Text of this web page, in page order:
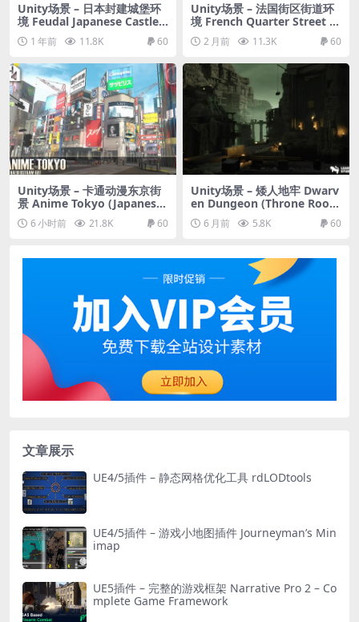
Unity场景 – 日本封建城堡环
境 Feudal Japanese Castle E
nvironment
1 年前 11.8K 60
Unity场景 – 法国街区街道环
境 French Quarter Street E
nvironment
2 月前 11.3K 60
Unity场景 – 卡通动漫东京街
景 Anime Tokyo (Japanese
City)6 小时前 21.8K 60
Unity场景 – 矮人地牢 Dwarv
en Dungeon (Throne Roo
m) 6 月前 5.8K 60
文章展示
UE4/5插件 – 静态网格优化工具 rdLODtools
UE4/5插件 – 游戏小地图插件 Journeyman’s Min
imap
UE5插件 – 完整的游戏框架 Narrative Pro 2 – Co
mplete Game Framework